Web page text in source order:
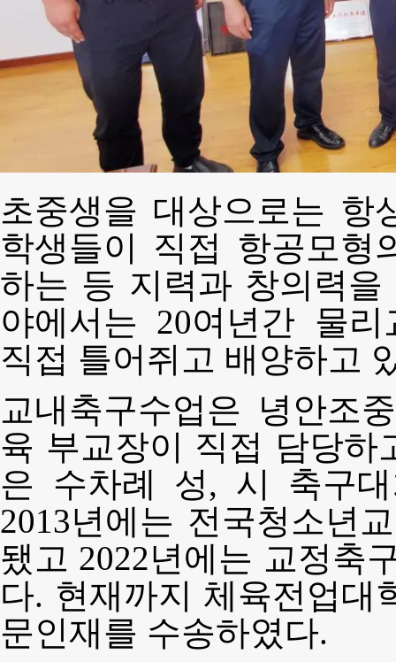
초중생을 대상으로는 항
학생들이 직접 항공모형
하는 등 지력과 창의력
야에서는 20여년간 물
직접 틀어쥐고 배양하고
교내축구수업은 녕안조
육 부교장이 직접 담당하
은 수차례 성, 시 축구
2013년에는 전국청소년
됐고 2022년에는 교정축
다. 현재까지 체육전업대
문인재를 수송하였다.